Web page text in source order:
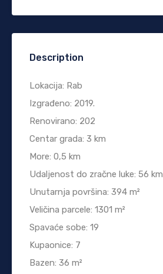
Description
Lokacija: Rab
Izgrađeno: 2019.
Renovirano: 202
Centar grada: 3 km
More: 0,5 km
Udaljenost do zračne luke: 56 km
Unutarnja površina: 394 m²
Veličina parcele: 1301 m²
Spavaće sobe: 19
Kupaonice: 7
Bazen: 36 m²